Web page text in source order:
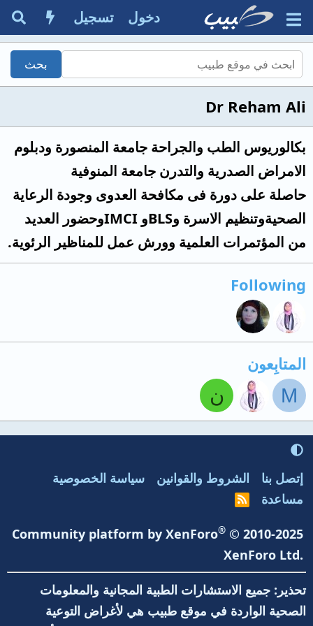
دخول تسجيل
Dr Reham Ali
بكالوريوس الطب والجراحة جامعة المنصورة ودبلوم
الامراض الصدرية والتدرن جامعة المنوفية
حاصلة على دورة فى مكافحة العدوى وجودة الرعاية
الصحيةوتنظيم الاسرة وBLSو IMCIوحضور العديد
من المؤتمرات العلمية وورش عمل للمناظير الرئوية.
Following
المتابِعون
M ن
إتصل بنا الشروط والقوانين
سياسة الخصوصية
مساعدة
R
S
Community platform by XenForo® © 2010-2025
XenForo Ltd.
تحذير: جميع الاستشارات الطبية المجانية والمعلومات
الصحية الواردة في موقع طبيب هي لأغراض التوعية